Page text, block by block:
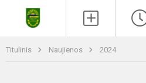
Titulinis Naujienos 2024